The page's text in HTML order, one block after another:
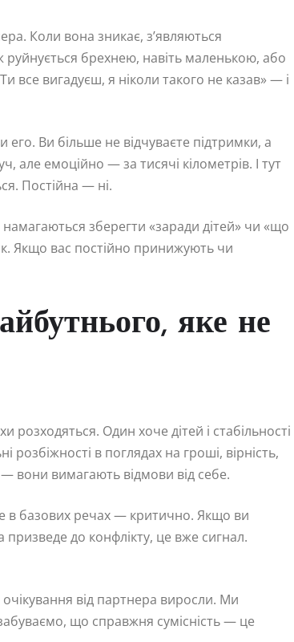
Коли вона зникає, з’являються
брехнею, навіть маленькою, або
все вигадуєш, я ніколи такого не казав» — і
Ви більше не відчуваєте підтримки, а
емоційно — за тисячі кілометрів. І тут
Постійна — ні.
зберегти «заради дітей» чи «що
Якщо вас постійно принижують чи
яке не
Один хоче дітей і стабільності
в поглядах на гроші, вірність,
вони вимагають відмови від себе.
в базових речах — критично. Якщо ви
до конфлікту, це вже сигнал.
від партнера виросли. Ми
що справжня сумісність — це